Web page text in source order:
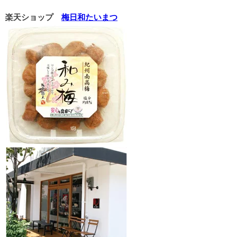
楽天ショップ 梅日和たいまつ